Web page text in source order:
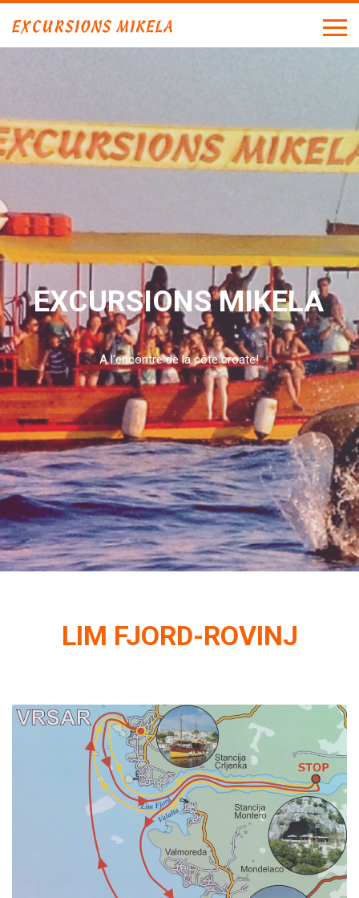
EXCURSIONS MIKELA
À l'encontre de la côte croate!
LIM FJORD-ROVINJ